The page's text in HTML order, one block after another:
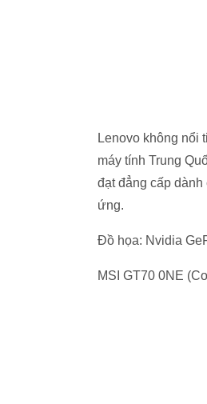
Lenovo không nổi
máy tính Trung
đạt đẳng cấp
ứng.
Đồ họa: Nvidia
MSI GT70 0NE